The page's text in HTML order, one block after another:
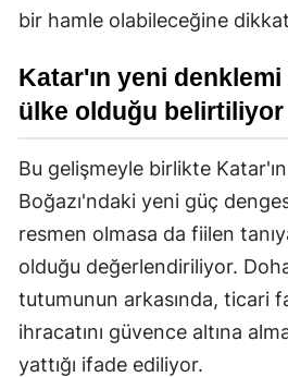
bir hamle olabileceğine
Katar'ın yeni
ülke olduğu belirtiliyor
Bu gelişmeyle birlikte
Boğazı'ndaki yeni güç
resmen olmasa da fiilen
olduğu değerlendiriliyor.
tutumunun arkasında, ticari
ihracatını güvence altına
yattığı ifade ediliyor.